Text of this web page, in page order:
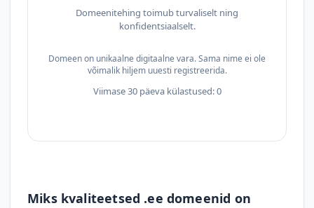
Domeenitehing toimub turvaliselt ning
konfidentsiaalselt.
Domeen on unikaalne digitaalne vara. Sama nime ei ole
võimalik hiljem uuesti registreerida.
Viimase 30 päeva külastused: 0
Miks kvaliteetsed .ee domeenid on